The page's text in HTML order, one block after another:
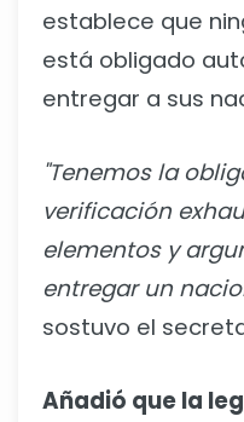
establece que
está obligado
entregar a sus
"Tenemos la
verificación
elementos y
entregar un
sostuvo el
Añadió que la